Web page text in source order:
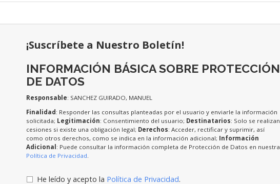
¡Suscríbete a Nuestro Boletín!
INFORMACIÓN BÁSICA SOBRE PROTECCIÓN
DE DATOS
Responsable: SANCHEZ GUIRADO, MANUEL
Finalidad : Responder las consultas planteadas por el usuario y enviarle la información
solicitada; Legitimación: Consentimiento del usuario; Destinatarios: Solo se realizan
cesiones si existe una obligación legal; Derechos: Acceder, rectificar y suprimir, así
como otros derechos, como se indica en la información adicional; Información
Adicional : Puede consultar la información completa de Protección de Datos en nuestra
Política de Privacidad.
He leído y acepto la Política de Privacidad.